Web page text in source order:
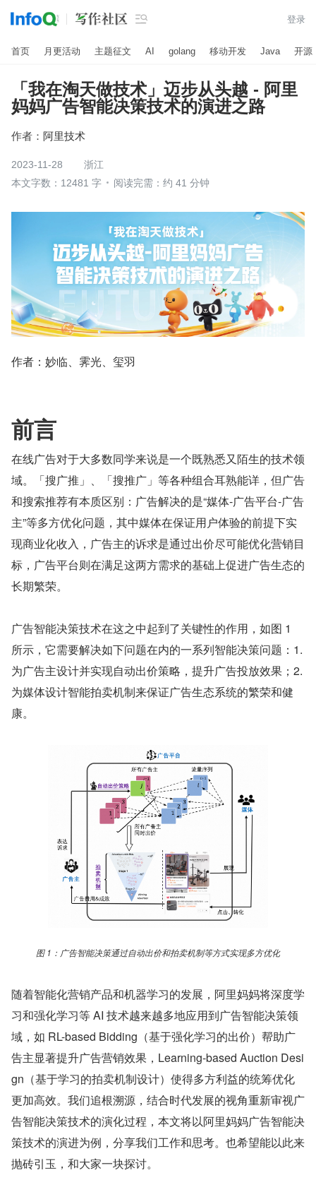
 登录
首页 月更活动 主题征文 AI golang 移动开发 Java 开源
「我在淘天做技术」迈步从头越 - 阿里
妈妈广告智能决策技术的演进之路
作者： 阿里技术
2023-11-28
浙江
本文字数：12481 字
阅读完需：约 41 分钟
作者：妙临、霁光、玺羽
前言
在线广告对于大多数同学来说是一个既熟悉又陌生的技术领
域。「搜广推」、「搜推广」等各种组合耳熟能详，但广告
和搜索推荐有本质区别：广告解决的是“媒体-广告平台-广告
主”等多方优化问题，其中媒体在保证用户体验的前提下实
现商业化收入，广告主的诉求是通过出价尽可能优化营销目
标，广告平台则在满足这两方需求的基础上促进广告生态的
长期繁荣。
广告智能决策技术在这之中起到了关键性的作用，如图 1
所示，它需要解决如下问题在内的一系列智能决策问题：1.
为广告主设计并实现自动出价策略，提升广告投放效果；2.
为媒体设计智能拍卖机制来保证广告生态系统的繁荣和健
康。
图 1：广告智能决策通过自动出价和拍卖机制等方式实现多方优化
随着智能化营销产品和机器学习的发展，阿里妈妈将深度学
习和强化学习等 AI 技术越来越多地应用到广告智能决策领
域，如 RL-based Bidding（基于强化学习的出价）帮助广
告主显著提升广告营销效果，Learning-based Auction Desi
gn（基于学习的拍卖机制设计）使得多方利益的统筹优化
更加高效。我们追根溯源，结合时代发展的视角重新审视广
告智能决策技术的演化过程，本文将以阿里妈妈广告智能决
策技术的演进为例，分享我们工作和思考。也希望能以此来
抛砖引玉，和大家一块探讨。